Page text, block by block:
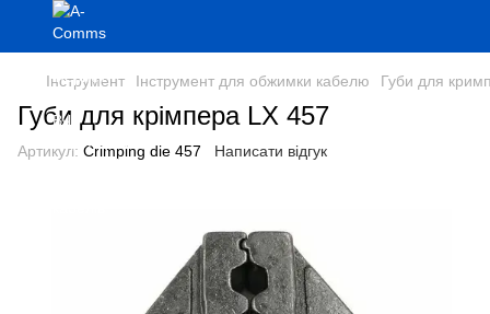
Інструмент Інструмент для обжимки кабелю Губи для
Губи для крімпера LX 457
Артикул: Crimping die 457 Написати відгук